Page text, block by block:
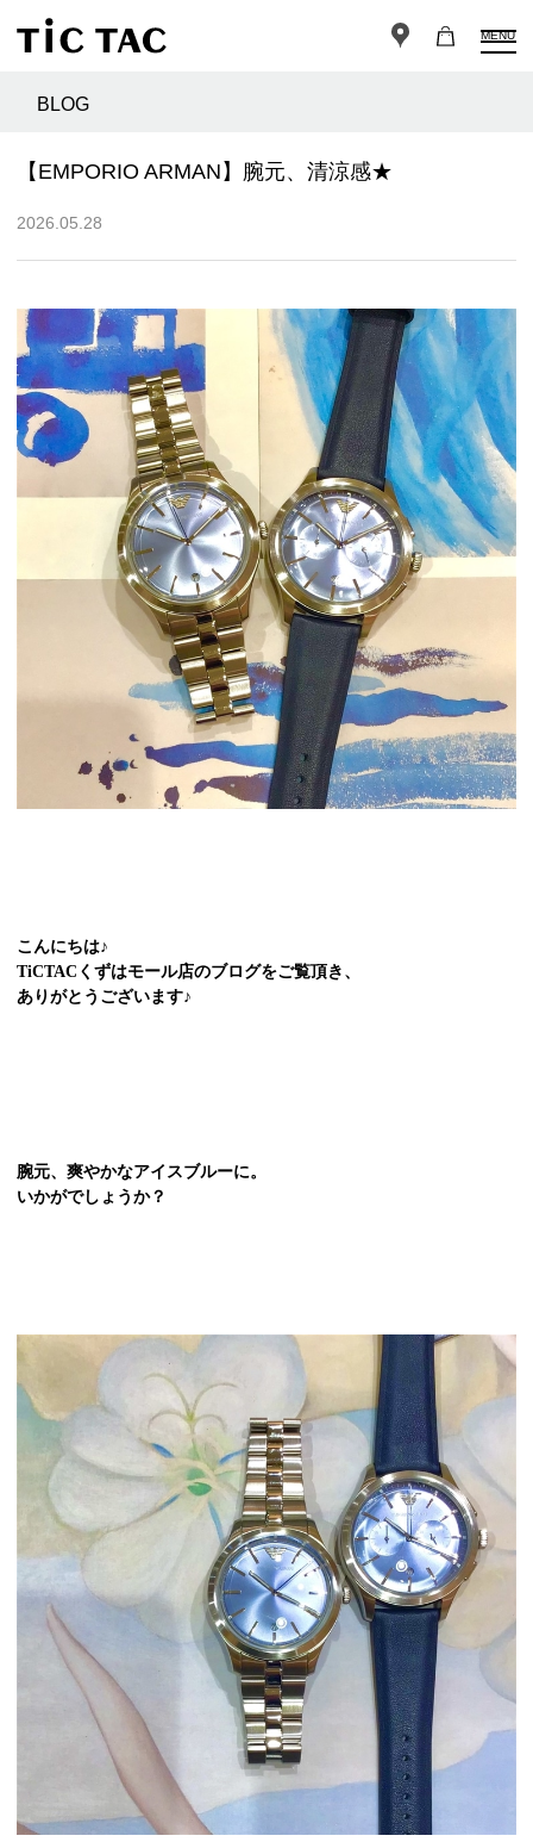
MENU
BLOG
【EMPORIO ARMAN】腕元、清涼感★
2026.05.28
こんにちは♪
TiCTACくずはモール店のブログをご覧頂き、
ありがとうございます♪
腕元、爽やかなアイスブルーに。
いかがでしょうか？